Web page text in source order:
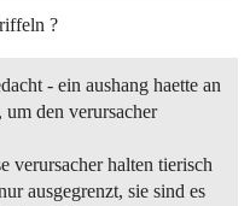
?
- ein aushang haette an
den verursacher
verursacher halten tierisch
ausgegrenzt, sie sind es